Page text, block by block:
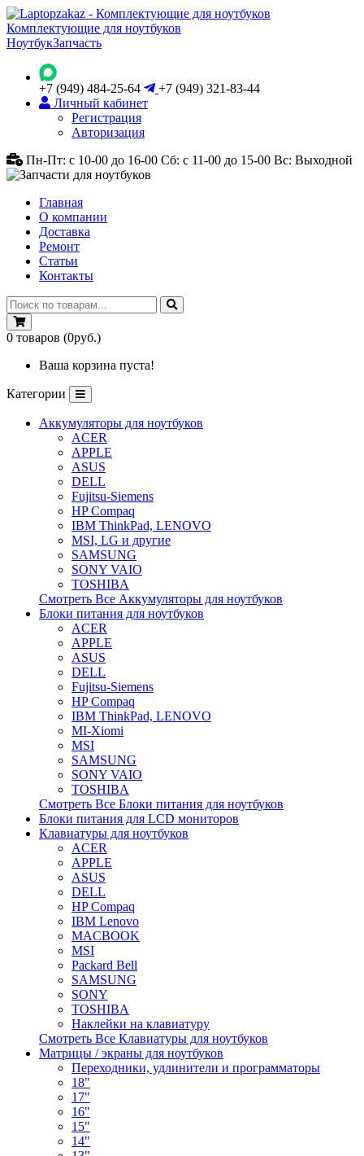
Комплектующие для ноутбуков
НоутбукЗапчасть
+7 (949) 484-25-64
+7 (949) 321-83-44
Личный кабинет
Регистрация
Авторизация
Пн-Пт: с 10-00 до 16-00 Сб: с 11-00 до 15-00 Вс: Выходной
Главная
О компании
Доставка
Ремонт
Статьи
Контакты
0 товаров (0руб.)
Ваша корзина пуста!
Категории
Аккумуляторы для ноутбуков
ACER
APPLE
ASUS
DELL
Fujitsu-Siemens
HP Compaq
IBM ThinkPad, LENOVO
MSI, LG и другие
SAMSUNG
SONY VAIO
TOSHIBA
Смотреть Все Аккумуляторы для ноутбуков
Блоки питания для ноутбуков
ACER
APPLE
ASUS
DELL
Fujitsu-Siemens
HP Compaq
IBM ThinkPad, LENOVO
MI-Xiomi
MSI
SAMSUNG
SONY VAIO
TOSHIBA
Смотреть Все Блоки питания для ноутбуков
Блоки питания для LCD мониторов
Клавиатуры для ноутбуков
ACER
APPLE
ASUS
DELL
HP Compaq
IBM Lenovo
MACBOOK
MSI
Packard Bell
SAMSUNG
SONY
TOSHIBA
Наклейки на клавиатуру
Смотреть Все Клавиатуры для ноутбуков
Матрицы / экраны для ноутбуков
Переходники, удлинители и программаторы
18"
17"
16"
15"
14"